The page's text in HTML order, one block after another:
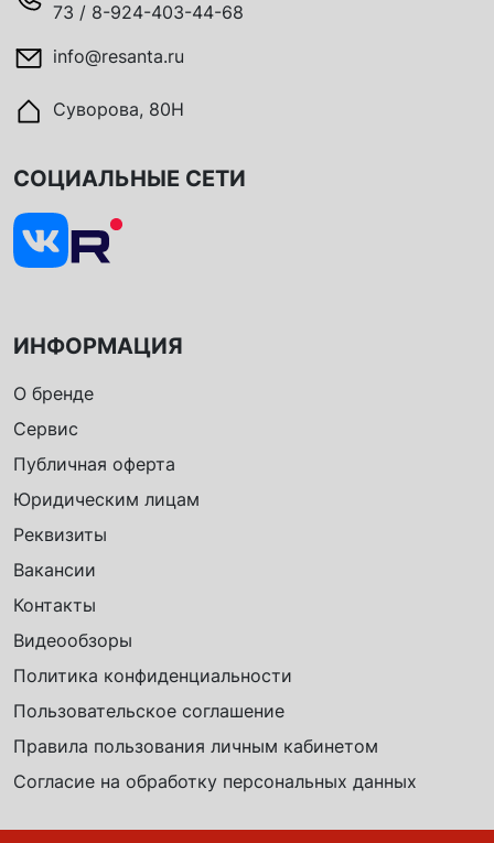
73 / 8-924-403-44-68
info@resanta.ru
Суворова, 80Н
ИНФОРМАЦИЯ
О бренде
Сервис
Публичная оферта
Юридическим лицам
Реквизиты
Вакансии
Контакты
Видеообзоры
Политика конфиденциальности
Пользовательское соглашение
Правила пользования личным кабинетом
Согласие на обработку персональных данных
СОЦИАЛЬНЫЕ СЕТИ